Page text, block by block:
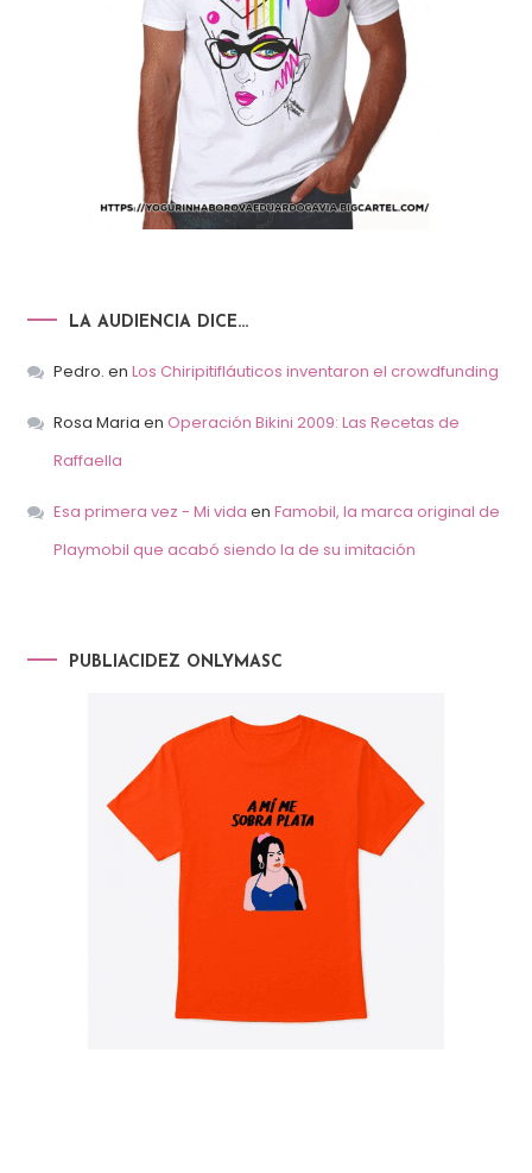
LA AUDIENCIA DICE…
Pedro. en Los Chiripitifláuticos inventaron el crowdfunding
Rosa Maria en Operación Bikini 2009: Las Recetas de
Raffaella
Esa primera vez - Mi vida en Famobil, la marca original de
Playmobil que acabó siendo la de su imitación
PUBLIACIDEZ ONLYMASC